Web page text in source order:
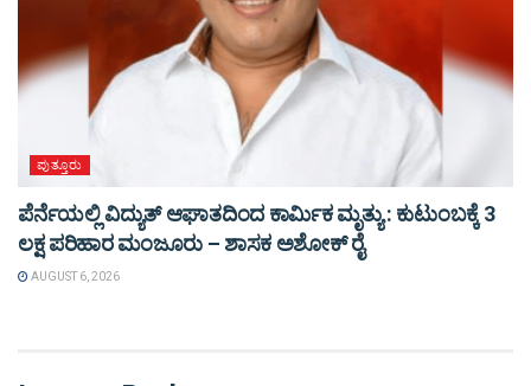
ಪುತ್ತೂರು
ಪೆರ್ನೆಯಲ್ಲಿ ವಿದ್ಯುತ್ ಆಘಾತದಿಂದ ಕಾರ್ಮಿಕ ಮೃತ್ಯು : ಕುಟುಂಬಕ್ಕೆ 3
ಲಕ್ಷ ಪರಿಹಾರ ಮಂಜೂರು – ಶಾಸಕ ಅಶೋಕ್ ರೈ
AUGUST 6, 2026